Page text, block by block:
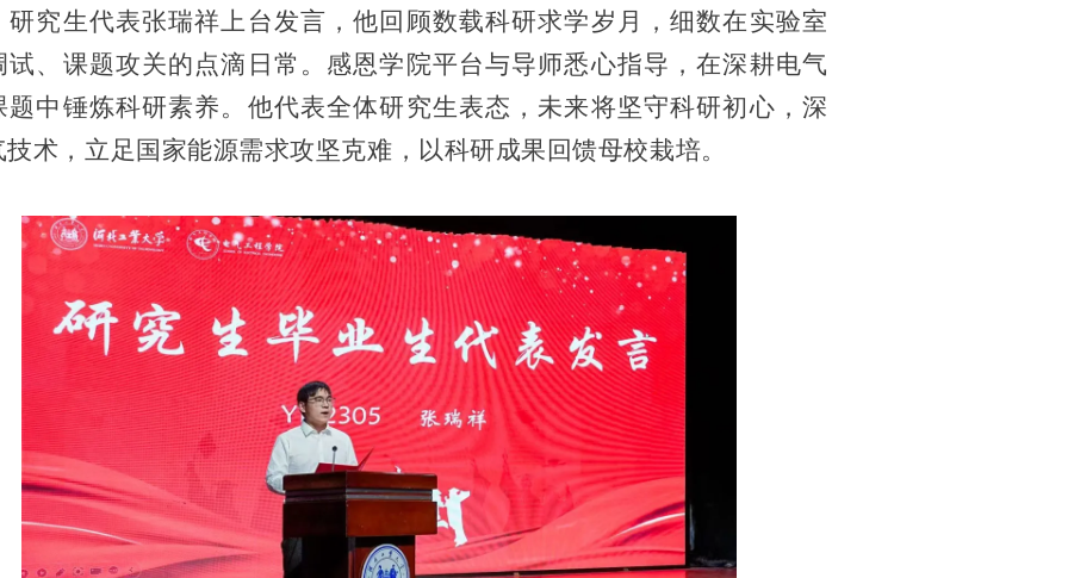
研究生代表张瑞祥上台发言，他回顾数载科研求学岁月，细数在实验室
试、课题攻关的点滴日常。感恩学院平台与导师悉心指导，在深耕电气
题中锤炼科研素养。他代表全体研究生表态，未来将坚守科研初心，深
技术，立足国家能源需求攻坚克难，以科研成果回馈母校栽培。